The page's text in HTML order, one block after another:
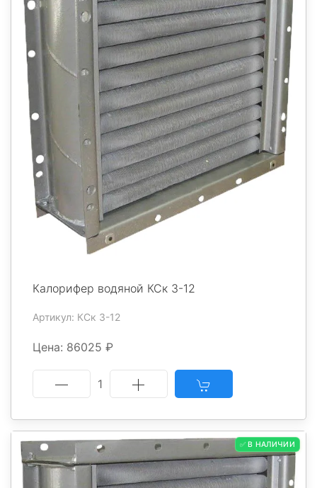
Калорифер водяной КСк 3-12
Артикул: КСк 3-12
Цена: 86025 ₽
1
✅ В НАЛИЧИИ